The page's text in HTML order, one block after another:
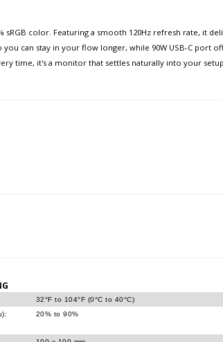
color. Featuring a smooth 120Hz refresh rate, it
can stay in your flow longer, while 90W USB-C port
time, it's a monitor that settles naturally into your
32°F to 104°F (0°C to 40°C)
20% to 90%